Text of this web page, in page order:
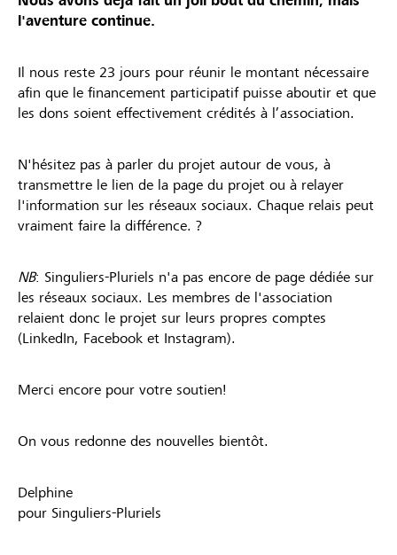
l'aventure continue.
Il nous reste 23 jours pour réunir le montant nécessaire
afin que le financement participatif puisse aboutir et que
les dons soient effectivement crédités à l’association.
N'hésitez pas à parler du projet autour de vous, à
transmettre le lien de la page du projet ou à relayer
l'information sur les réseaux sociaux. Chaque relais peut
vraiment faire la différence. ?
NB: Singuliers-Pluriels n'a pas encore de page dédiée sur
les réseaux sociaux. Les membres de l'association
relaient donc le projet sur leurs propres comptes
(LinkedIn, Facebook et Instagram).
Merci encore pour votre soutien!
On vous redonne des nouvelles bientôt.
Delphine
pour Singuliers-Pluriels